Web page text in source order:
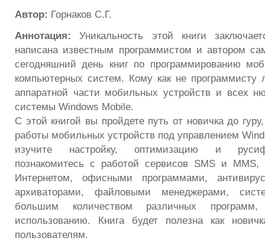
Автор: Горнаков С.Г.
Аннотация: Уникальность этой книги
написана известным программистом и автором
сегодняшний день книг по программированию
компьютерных систем. Кому как не программисту
аппаратной части мобильных устройств и всех
системы Windows Mobile.
С этой книгой вы пройдете путь от новичка до
работы мобильных устройств под управлением
изучите настройку, оптимизацию и
познакомитесь с работой сервисов SMS и MMS,
Интернетом, офисными программами,
архиваторами, файловыми менеджерами,
большим количеством различных
использованию. Книга будет полезна как
пользователям.